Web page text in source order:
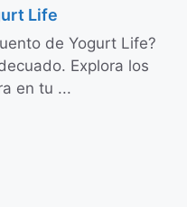
Life
de Yogurt Life?
Explora los
en tu ...